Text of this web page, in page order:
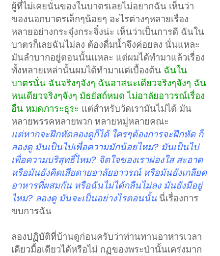
ผู้ที่ไม่เคยนั่นของในบาตรเลยไม่อยากฉัน เห็นว่า
ของนอกบาตรเล็กๆน้อยๆ อะไรต่างๆหลายเรื่อง
หลายอย่างกระจุ๋งกระจิ๋งน่ะ เห็นว่าเป็นการดี ฉันใน
บาตรก็เลยฉันไม่ลง ต้องดื่มน้ำจึงค่อยลง นั่นแหละ
มันลำบากอยู่ตอนนั้นแหละ แต่ผมได้ทำมาแล้วเรื่อง
ทั้งหลายเหล่านั้นผมได้ทำมาแต่เบื้องต้น ฉันใน
บาตรนั่น ฉันจริงๆจังๆ ฉันอาสนะเดียวจริงๆจังๆ ฉัน
หนเดียวจริงๆจังๆ มัธยัสถ์หมด ไม่อาลัยอาวรณ์เรื่อง
อื่น หมดภาระธุระ แต่สำหรับวัดเรามันไม่ได้ มัน
หลายพรรคหลายพวก หลายหมู่หลายคณะ
แต่หากจะฝึกหัดลองดูก็ได้ ใครๆต้องการจะฝึกหัด ก็
ลองดู มันเป็นไปเพื่อความมักน้อยไหม? มันเป็นไป
เพื่อความบริสุทธิ์ไหม? จิตใจของเราผ่องใส สะอาด
หรือมันยังคิดเสียดายอาลัยอาวรณ์ หรือมันยังเกลียด
อาหารที่ผสมกัน หรือฉันไม่ได้กลืนไม่ลง มันยังมีอยู่
ไหม? ลองดู มันจะเป็นอย่างไรตอนนั้น นี่เรื่องการ
ขบการฉัน
ลองปฏิบัติที่บ้านดูก่อนครับว่าท่านทานอาหารเวลา
เดียวมื้อเดียวได้หรือไม่ กฏของพระป่านั้นเคร่งมาก